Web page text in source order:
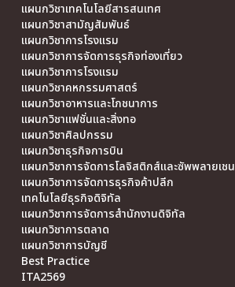
แผนกวิชาเทคโนโลยีสารสนเทศ
แผนกวิชาสามัญสัมพันธ์
แผนกวิชาการโรงแรม
แผนกวิชาการจัดการธุรกิจท่องเที่ยว
แผนกวิชาการโรงแรม
แผนกวิชาคหกรรมศาสตร์
แผนกวิชาอาหารและโภชนาการ
แผนกวิชาแฟชั่นและสิ่งทอ
แผนกวิชาศิลปกรรม
แผนกวิชาธุรกิจการบิน
แผนกวิชาการจัดการโลจิสติกส์และซัพพลายเชน
แผนกวิชาการจัดการธุรกิจค้าปลีก
เทคโนโลยีธุรกิจดิจิทัล
แผนกวิชาการจัดการสำนักงานดิจิทัล
แผนกวิชาการตลาด
แผนกวิชาการบัญชี
Best Practice
ITA2569